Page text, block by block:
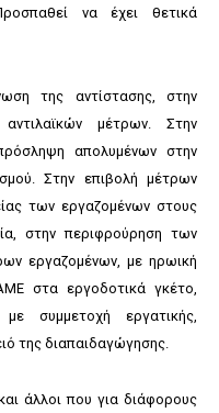
να έχει θετικά
της αντίστασης, στην
μέτρων. Στην
απολυμένων στην
Στην επιβολή μέτρων
των εργαζομένων στους
στην περιφρούρηση των
εργαζομένων, με ηρωική
στα εργοδοτικά γκέτο,
συμμετοχή εργατικής,
της διαπαιδαγώγησης.
άλλοι που για διάφορους